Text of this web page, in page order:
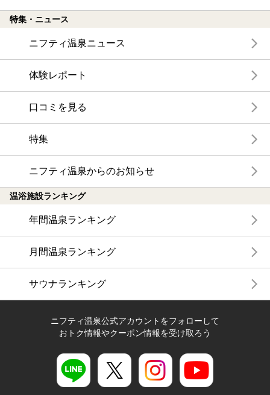
特集・ニュース
ニフティ温泉ニュース
体験レポート
口コミを見る
特集
ニフティ温泉からのお知らせ
温浴施設ランキング
年間温泉ランキング
月間温泉ランキング
サウナランキング
ニフティ温泉公式アカウントをフォローして
おトク情報やクーポン情報を受け取ろう